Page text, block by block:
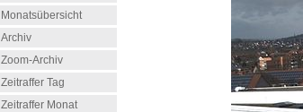
Monatsübersicht
Archiv
Zoom-Archiv
Zeitraffer Tag
Zeitraffer Monat